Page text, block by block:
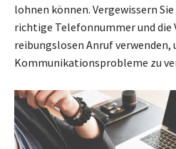
lohnen können. Vergewissern Sie
richtige Telefonnummer und die
reibungslosen Anruf verwenden,
Kommunikationsprobleme zu